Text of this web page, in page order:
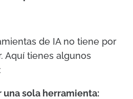
de IA no tiene por
Aquí tienes algunos
una sola herramienta: